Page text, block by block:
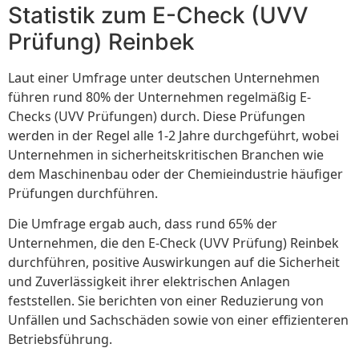
Statistik zum E-Check (UVV
Prüfung) Reinbek
Laut einer Umfrage unter deutschen Unternehmen
führen rund 80% der Unternehmen regelmäßig E-
Checks (UVV Prüfungen) durch. Diese Prüfungen
werden in der Regel alle 1-2 Jahre durchgeführt, wobei
Unternehmen in sicherheitskritischen Branchen wie
dem Maschinenbau oder der Chemieindustrie häufiger
Prüfungen durchführen.
Die Umfrage ergab auch, dass rund 65% der
Unternehmen, die den E-Check (UVV Prüfung) Reinbek
durchführen, positive Auswirkungen auf die Sicherheit
und Zuverlässigkeit ihrer elektrischen Anlagen
feststellen. Sie berichten von einer Reduzierung von
Unfällen und Sachschäden sowie von einer effizienteren
Betriebsführung.